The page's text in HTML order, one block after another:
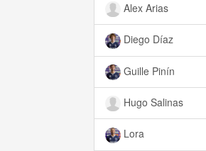
Alex Arias
Diego Díaz
Guille Pinín
Hugo Salinas
Lora